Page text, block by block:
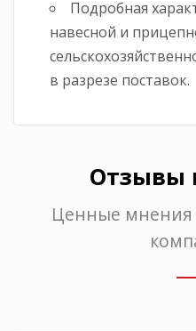
Подробная
навесной и
в разрезе поставок.
Отзывы
Ценные мнения